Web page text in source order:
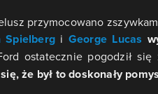
przymocowano
Spielbergi George Lucas
ostatecznie pogodził
że był to doskonały